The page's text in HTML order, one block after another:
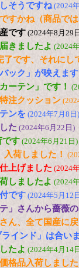
そうですね(2024
すかね（商品で
です (2024年8月29
きましたよ (2024
了です、それに
ック」が映えま
ーテン」です！
注クッション
ンを (2024年7月8日)
た (2024年6月22日)
です (2024年6月21日)
荷しました！
上げました (2024
しましたよ (2024
です (2024年5月12
」さんから薔薇
ん、全て国産に
インド」は合い
たよ (2024年4月14
格品入荷しました